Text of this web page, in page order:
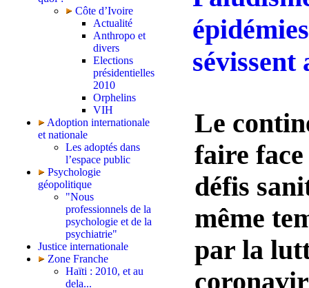
Côte d’Ivoire
Actualité
Anthropo et
divers
Elections
présidentielles
2010
Orphelins
VIH
Adoption internationale
et nationale
Les adoptés dans
l’espace public
Psychologie
géopolitique
"Nous
professionnels de la
psychologie et de la
psychiatrie"
Justice internationale
Zone Franche
Haïti : 2010, et au
dela...
Le
faire
défis
même
par la